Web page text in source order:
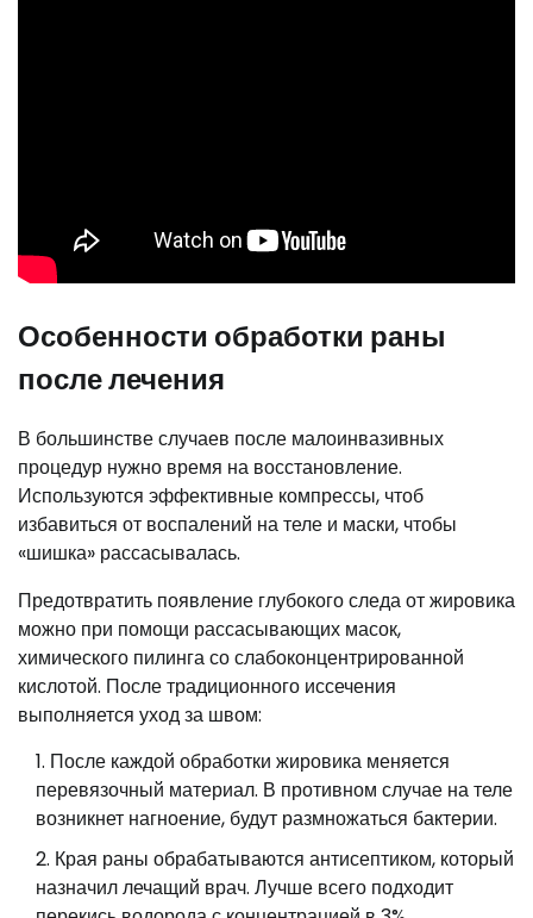
Особенности обработки раны
после лечения
В большинстве случаев после малоинвазивных
процедур нужно время на восстановление.
Используются эффективные компрессы, чтоб
избавиться от воспалений на теле и маски, чтобы
«шишка» рассасывалась.
Предотвратить появление глубокого следа от жировика
можно при помощи рассасывающих масок,
химического пилинга со слабоконцентрированной
кислотой. После традиционного иссечения
выполняется уход за швом:
После каждой обработки жировика меняется
перевязочный материал. В противном случае на теле
возникнет нагноение, будут размножаться бактерии.
Края раны обрабатываются антисептиком, который
назначил лечащий врач. Лучше всего подходит